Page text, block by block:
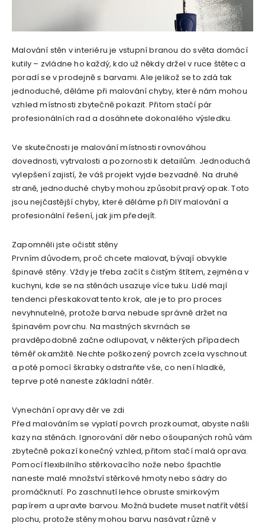
Malování stěn v interiéru je vstupní branou do světa domácí
kutily – zvládne ho každý, kdo už někdy držel v ruce štětec a
poradí se v prodejně s barvami. Ale jelikož se to zdá tak
jednoduché, děláme při malování chyby, které nám mohou
vzhled místnosti zbytečně pokazit. Přitom stačí pár
profesionálních rad a dosáhnete dokonalého výsledku.
Ve skutečnosti je malování místnosti rovnováhou
dovednosti, vytrvalosti a pozornosti k detailům. Jednoduchá
vylepšení zajistí, že váš projekt vyjde bezvadně. Na druhé
straně, jednoduché chyby mohou způsobit pravý opak. Toto
jsou nejčastější chyby, které děláme při DIY malování a
profesionální řešení, jak jim předejít.
Zapomněli jste očistit stěny
Prvním důvodem, proč chcete malovat, bývají obvykle
špinavé stěny. Vždy je třeba začít s čistým štítem, zejména v
kuchyni, kde se na stěnách usazuje více tuku. Lidé mají
tendenci přeskakovat tento krok, ale je to pro proces
nevyhnutelné, protože barva nebude správně držet na
špinavém povrchu. Na mastných skvrnách se
pravděpodobně začne odlupovat, v některých případech
téměř okamžitě. Nechte poškozený povrch zcela vyschnout
a poté pomocí škrabky odstraňte vše, co není hladké,
teprve poté naneste základní nátěr.
Vynechání opravy děr ve zdi
Před malováním se vyplatí povrch prozkoumat, abyste našli
kazy na stěnách. Ignorování děr nebo ošoupaných rohů vám
zbytečně pokazí konečný vzhled, přitom stačí malá oprava.
Pomocí flexibilního stěrkovacího nože nebo špachtle
naneste malé množství stěrkové hmoty nebo sádry do
promáčknutí. Po zaschnutí lehce obruste smirkovým
papírem a upravte barvou. Možná budete muset natřít větší
plochu, protože stěny mohou barvu nasávat různě v